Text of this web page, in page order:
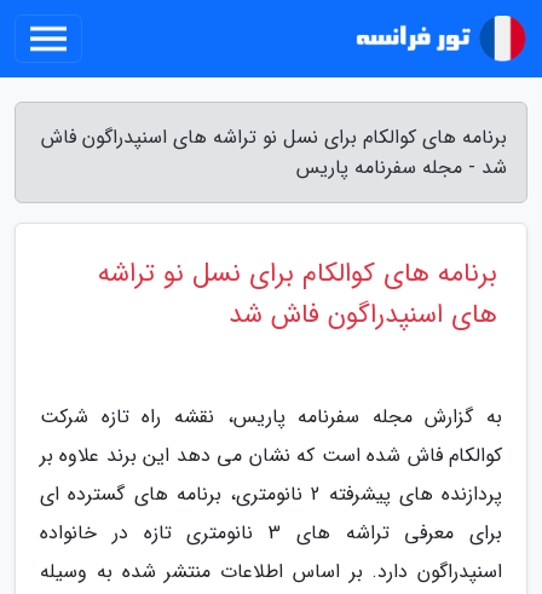
برنامه های کوالکام برای نسل نو تراشه های اسنپدراگون فاش
شد - مجله سفرنامه پاریس
برنامه های کوالکام برای نسل نو تراشه
های اسنپدراگون فاش شد
به گزارش مجله سفرنامه پاریس، نقشه راه تازه شرکت
کوالکام فاش شده است که نشان می دهد این برند علاوه بر
پردازنده های پیشرفته 2 نانومتری، برنامه های گسترده ای
برای معرفی تراشه های 3 نانومتری تازه در خانواده
اسنپدراگون دارد. بر اساس اطلاعات منتشر شده به وسیله